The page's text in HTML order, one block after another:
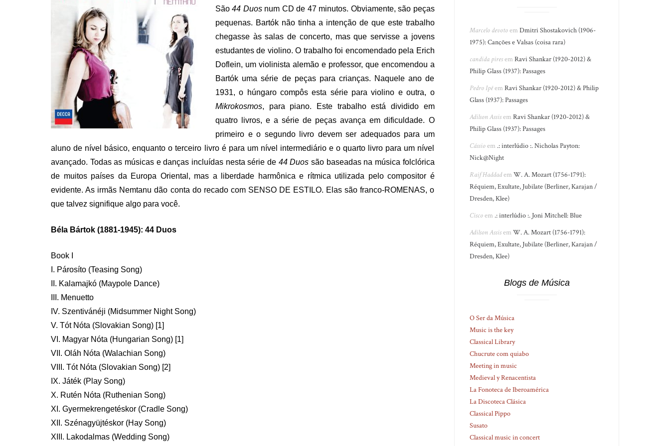
São44 Duosnum CD de 47 minutos. Obviamente, são peças
pequenas. Bartók não tinha a intenção de que este trabalho
chegasse às salas de concerto, mas que servisse a jovens
estudantes de violino. O trabalho foi encomendado pela Erich
Doflein, um violinista alemão e professor, que encomendou a
Bartók uma série de peças para crianças. Naquele ano de
1931, o húngaro compôs esta série para violino e outra, o
Mikrokosmos, para piano. Este trabalho está dividido em
quatro livros, e a série de peças avança em dificuldade. O
primeiro e o segundo livro devem ser adequados para um
aluno de nível básico, enquanto o terceiro livro é para um nível intermediário e o quarto livro para um nível
avançado. Todas as músicas e danças incluídas nesta série de 44 Duos são baseadas na música folclórica
de muitos países da Europa Oriental, mas a liberdade harmônica e rítmica utilizada pelo compositor é
evidente. As irmãs Nemtanu dão conta do recado com SENSO DE ESTILO. Elas são franco-ROMENAS, o
que talvez signifique algo para você.
Béla Bártok (1881-1945): 44 Duos
Book I
I. Párosíto (Teasing Song)
II. Kalamajkó (Maypole Dance)
III. Menuetto
IV. Szentivánéji (Midsummer Night Song)
V. Tót Nóta (Slovakian Song) [1]
VI. Magyar Nóta (Hungarian Song) [1]
VII. Oláh Nóta (Walachian Song)
VIII. Tót Nóta (Slovakian Song) [2]
IX. Játék (Play Song)
X. Rutén Nóta (Ruthenian Song)
XI. Gyermekrengetéskor (Cradle Song)
XII. Szénagyüjtéskor (Hay Song)
XIII. Lakodalmas (Wedding Song)
Marcelo devotoemDmitri Shostakovich (1906-
1975): Canções e Valsas (coisa rara)
candida piresemRavi Shankar (1920-2012) &
Philip Glass (1937): Passages
Pedro IpêemRavi Shankar (1920-2012) & Philip
Glass (1937): Passages
Adilson AssisemRavi Shankar (1920-2012) &
Philip Glass (1937): Passages
Cássioem .: interlúdio :. Nicholas Payton:
Nick@Night
Raif HaddademW. A. Mozart (1756-1791):
Réquiem, Exultate, Jubilate (Berliner, Karajan /
Dresden, Klee)
Ciscoem .: interlúdio :. Joni Mitchell: Blue
Adilson AssisemW. A. Mozart (1756-1791):
Réquiem, Exultate, Jubilate (Berliner, Karajan /
Dresden, Klee)
Blogs de Música
O Ser da Música
Music is the key
Classical Library
Chucrute com quiabo
Meeting in music
Medieval y Renacentista
La Fonoteca de Iberoamérica
La Discoteca Clásica
Classical Pippo
Susato
Classical music in concert